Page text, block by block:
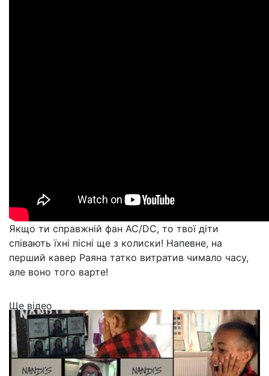
Якщо ти справжній фан AC/DC, то твої діти
співають їхні пісні ще з колиски! Напевне, на
перший кавер Раяна татко витратив чимало часу,
але воно того варте!
Ще відео